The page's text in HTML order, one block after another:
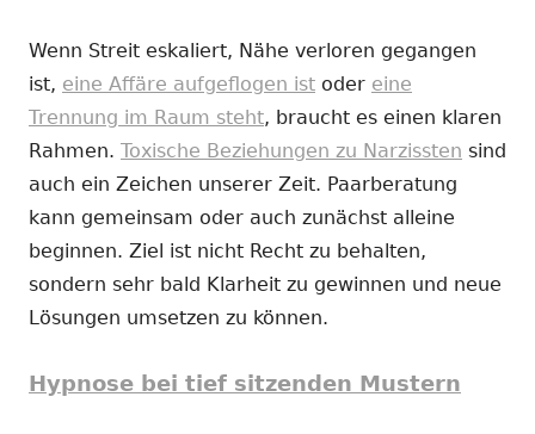
Wenn Streit eskaliert, Nähe verloren gegangen
ist, eine Affäre aufgeflogen ist oder eine
Trennung im Raum steht, braucht es einen klaren
Rahmen. Toxische Beziehungen zu Narzissten sind
auch ein Zeichen unserer Zeit. Paarberatung
kann gemeinsam oder auch zunächst alleine
beginnen. Ziel ist nicht Recht zu behalten,
sondern sehr bald Klarheit zu gewinnen und neue
Lösungen umsetzen zu können.
Hypnose bei tief sitzenden Mustern